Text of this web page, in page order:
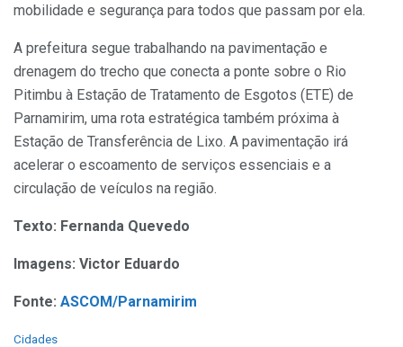
mobilidade e segurança para todos que passam por ela.
A prefeitura segue trabalhando na pavimentação e
drenagem do trecho que conecta a ponte sobre o Rio
Pitimbu à Estação de Tratamento de Esgotos (ETE) de
Parnamirim, uma rota estratégica também próxima à
Estação de Transferência de Lixo. A pavimentação irá
acelerar o escoamento de serviços essenciais e a
circulação de veículos na região.
Texto: Fernanda Quevedo
Imagens: Victor Eduardo
Fonte: ASCOM/Parnamirim
C
Cidades